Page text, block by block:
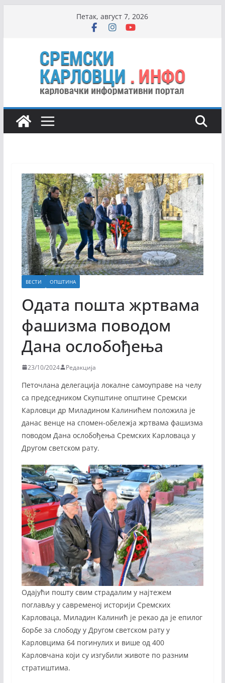
Петак, август 7, 2026
ВЕСТИ ОПШТИНА
Одата пошта жртвама
фашизма поводом
Дана ослобођења
23/10/2024 Редакција
Петочлана делегација локалне самоуправе на челу
са председником Скупштине општине Сремски
Карловци др Миладином Калинићем положила је
данас венце на спомен-обележја жртвама фашизма
поводом Дана ослобођења Сремских Карловаца у
Другом светском рату.
Одајући пошту свим страдалим у најтежем
поглављу у савременој историји Сремских
Карловаца, Миладин Калинић је рекао да је епилог
борбе за слободу у Другом светском рату у
Карловцима 64 погинулих и више од 400
Карловчана који су изгубили животе по разним
стратиштима.